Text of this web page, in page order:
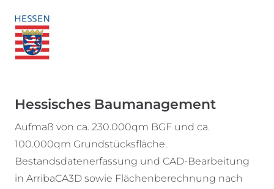
Hessisches Baumanagement
Aufmaß von ca. 230.000qm BGF und ca.
100.000qm Grundstücksfläche.
Bestandsdatenerfassung und CAD-Bearbeitung
in ArribaCA3D sowie Flächenberechnung nach